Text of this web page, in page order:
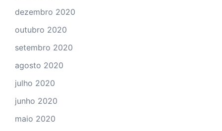
dezembro 2020
outubro 2020
setembro 2020
agosto 2020
julho 2020
junho 2020
maio 2020